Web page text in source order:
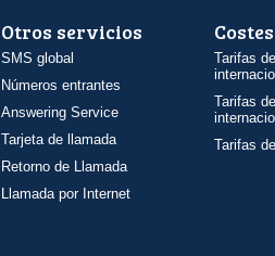
Otros servicios
SMS global
Números entrantes
Answering Service
Tarjeta de llamada
Retorno de Llamada
Llamada por Internet
Costes
Tarifas
Tarifas
Tarifas